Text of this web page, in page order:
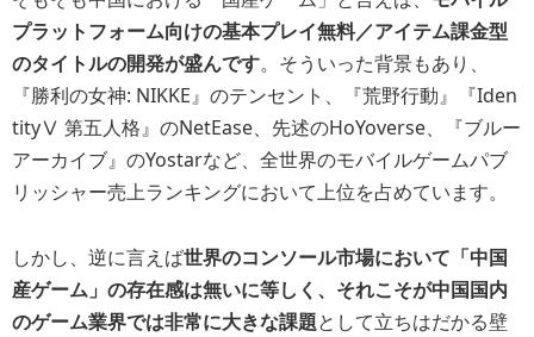
プラットフォーム向けの基本プレイ無料／アイテム課金型
のタイトルの開発が盛んです。そういった背景もあり、
『勝利の女神: NIKKE』のテンセント、『荒野行動』『Iden
tityⅤ 第五人格』のNetEase、先述のHoYoverse、『ブルー
アーカイブ』のYostarなど、全世界のモバイルゲームパブ
リッシャー売上ランキングにおいて上位を占めています。
しかし、逆に言えば世界のコンソール市場において「中国
産ゲーム」の存在感は無いに等しく、それこそが中国国内
のゲーム業界では非常に大きな課題として立ちはだかる壁